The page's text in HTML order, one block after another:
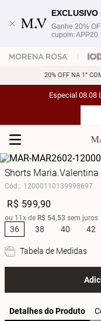
EXCLUSIVO
Ganhe 20%
cupom: APP20
20% OFF NA 1°
Especial 08.08
Shorts
Cód.: 12000110139998697
R$ 599,90
ou 11 x de R$ 54,53 sem juros
36 38 40 42
Tabela de Medidas
Detalhes do Produto